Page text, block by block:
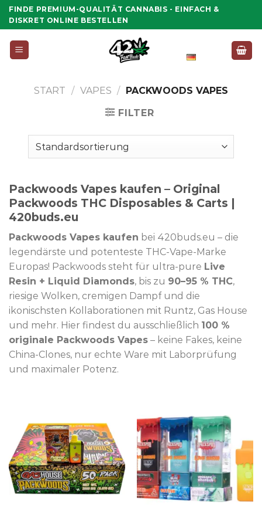
Zum
Inhalt
FINDE PREMIUM-QUALITÄT CANNABIS - EINFACH &
DISKRET ONLINE BESTELLEN
START / VAPES / PACKWOODS VAPES
FILTER
Packwoods Vapes kaufen – Original
Packwoods THC Disposables & Carts |
420buds.eu
Packwoods Vapes kaufen bei 420buds.eu – die
legendärste und potenteste THC-Vape-Marke
Europas! Packwoods steht für ultra-pure Live
Resin + Liquid Diamonds, bis zu 90–95 % THC,
riesige Wolken, cremigen Dampf und die
ikonischsten Kollaborationen mit Runtz, Gas House
und mehr. Hier findest du ausschließlich 100 %
originale Packwoods Vapes – keine Fakes, keine
China-Clones, nur echte Ware mit Laborprüfung
und maximaler Potenz.